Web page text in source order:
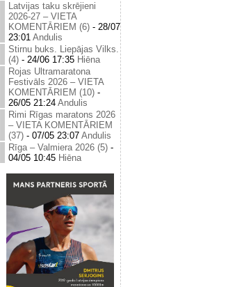
Latvijas taku skrējieni
2026-27 – VIETA
KOMENTĀRIEM (6) - 28/07
23:01 Andulis
Stirnu buks. Liepājas Vilks.
(4) - 24/06 17:35 Hiēna
Rojas Ultramaratona
Festivāls 2026 – VIETA
KOMENTĀRIEM (10) -
26/05 21:24 Andulis
Rimi Rīgas maratons 2026
– VIETA KOMENTĀRIEM
(37) - 07/05 23:07 Andulis
Rīga – Valmiera 2026 (5) -
04/05 10:45 Hiēna